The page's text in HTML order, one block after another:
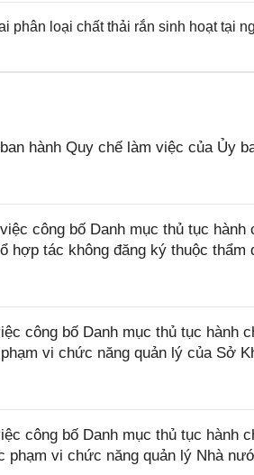
phân loại chất thải rắn sinh hoạt tại
hành Quy chế làm việc của Ủy
công bố Danh mục thủ tục hành
hợp tác không đăng ký thuộc thẩm
công bố Danh mục thủ tục hành
vi chức năng quản lý của Sở
công bố Danh mục thủ tục hành
vi chức năng quản lý Nhà